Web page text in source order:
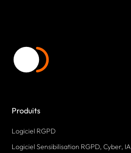
Produits
Logiciel RGPD
Logiciel Sensibilisation RGPD, Cyber, IA